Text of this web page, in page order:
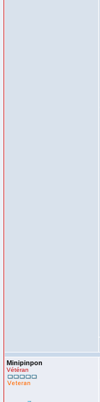
Minipinpon
Vétéran